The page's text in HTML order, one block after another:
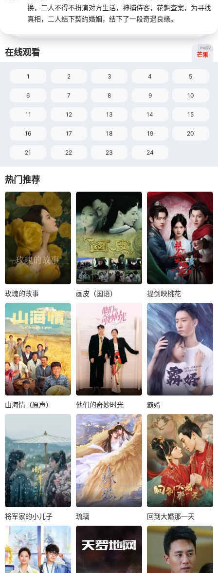
换，二人不得不扮演对方生活，神捕侍客，花魁查案，为寻找
真相，二人结下契约婚姻，结下了一段奇遇良缘。
在线观看 芒果
mgtv
1 2 3 4 5
6 7 8 9 10
11 12 13 14 15
16 17 18 19 20
21 22 23 24
热门推荐
玫瑰的故事
刘亦菲
佟大为
林更新
出生于书香世家的
黄亦玫一路在呵护
中长大，从小便展
露出艺术天赋。..
玫瑰的故事 画皮（国语）
凌潇肃
薛凯琪
李宗翰
画皮（国语） 提剑映桃花
完颜洛绒
刘浩群
韩乐瑶
皇妃回桃花山庄省
亲，离奇薨于山庄
桃花林中，流浪剑
客燕十一有重大..
提剑映桃花
上世纪90年代以
来，西海固的农民
们在国家政策的号
召下，在福建的..
山海情（原声） 他们的奇妙时光
周洁琼
葛秋谷
李昊
女游戏设计师宋灵
灵意外被自己设计
的游戏NPC附身
后，被迫和“甲..
他们的奇妙时光 霸婿
殷小迪
牛韵喧
李俊宇
凌杰年幼受恩于苏
家老爷子，后来凌
杰沙场立功被封为
王侯，而苏老爷..
霸婿
将军家的小儿子
董子凡
李楷文
关昱汐
告老还乡的李将军
全家除夕夜惨遭神
将军家的小儿子 琉璃
刘学义
说改编，讲述了天
琉璃 回到大婚那一天
柯颖
张瑞
2000年前的一个夜
晚，大将军林贤路
遇少女恒田并成
回到大婚那一天